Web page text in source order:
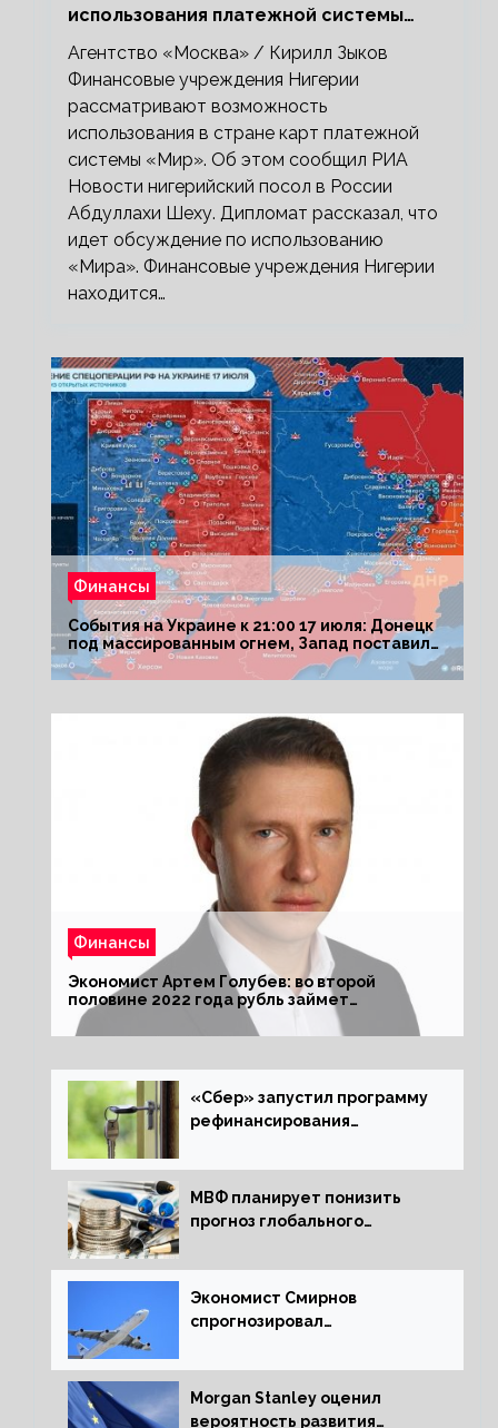
использования платежной системы
«Мир»
Агентство «Москва» / Кирилл Зыков
Финансовые учреждения Нигерии
рассматривают возможность
использования в стране карт платежной
системы «Мир». Об этом сообщил РИА
Новости нигерийский посол в России
Абдуллахи Шеху. Дипломат рассказал, что
идет обсуждение по использованию
«Мира». Финансовые учреждения Нигерии
находится…
Финансы
События на Украине к 21:00 17 июля: Донецк
под массированным огнем, Запад поставил
Киеву ультиматум
Финансы
Экономист Артем Голубев: во второй
половине 2022 года рубль займет
комфортный курс
«Сбер» запустил программу
рефинансирования
МВФ планирует понизить
прогноз глобального
следующем отчете
Экономист Смирнов
спрогнозировал
России
Morgan Stanley оценил
вероятность развития